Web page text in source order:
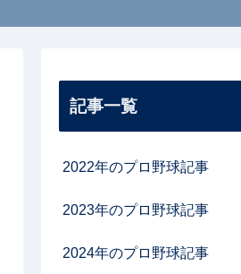
記事一覧
2022年のプロ野球記事
2023年のプロ野球記事
2024年のプロ野球記事